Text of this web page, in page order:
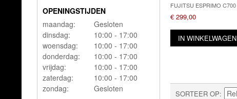
FUJITSU ESPRIMO C700
€ 299,00
IN WINKELWAGEN
SORTEER OP
OPENINGSTIJDEN
maandag:
dinsdag:
woensdag:
donderdag:
vrijdag:
zaterdag:
zondag:
Gesloten
10:00 - 17:00
10:00 - 17:00
10:00 - 17:00
10:00 - 17:00
10:00 - 17:00
Gesloten